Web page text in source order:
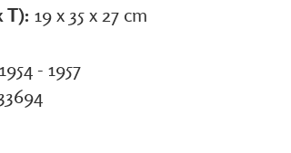
T): 19 x 35 x 27 cm
1954 - 1957